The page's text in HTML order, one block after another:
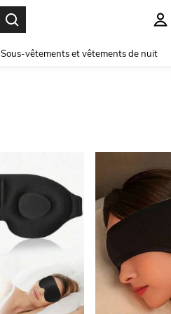
Sous-vêtements et vêtements de nuit